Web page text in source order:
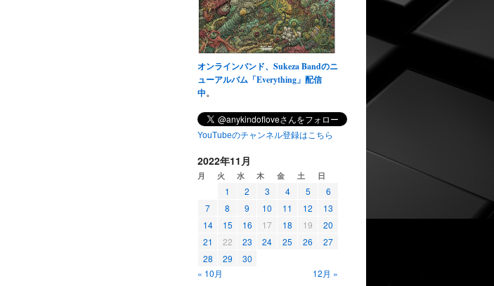
オンラインバンド、Sukeza Bandのニ
ューアルバム「Everything」配信
中。
YouTubeのチャンネル登録はこちら
2022年11月
月 火 水 木 金 土 日
1 2 3 4 5
6
7
8 9 10 11 12
13
14
15 16 17 18 19
20
21
22 23 24 25 26
27
28
29
30
« 10月
12月 »